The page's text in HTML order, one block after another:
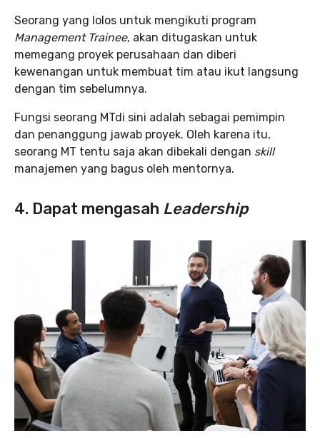
Seorang yang lolos untuk mengikuti program
Management Trainee, akan ditugaskan untuk
memegang proyek perusahaan dan diberi
kewenangan untuk membuat tim atau ikut langsung
dengan tim sebelumnya.
Fungsi seorang MTdi sini adalah sebagai pemimpin
dan penanggung jawab proyek. Oleh karena itu,
seorang MT tentu saja akan dibekali dengan skill
manajemen yang bagus oleh mentornya.
4. Dapat mengasah Leadership